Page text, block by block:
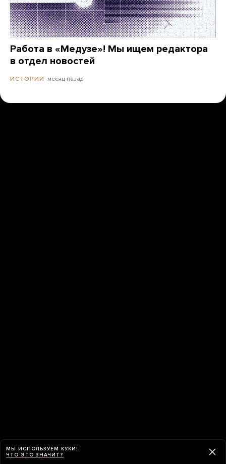
Работа в «Медузе»! Мы ищем редактора
в отдел новостей
ИСТОРИИ месяц назад
МЫ ИСПОЛЬЗУЕМ КУКИ!
ЧТО ЭТО ЗНАЧИТ?